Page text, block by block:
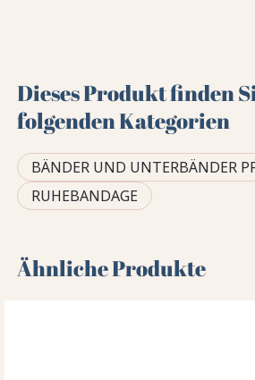
Dieses Produkt finden
folgenden Kategorien
BÄNDER UND UNTERBÄNDER
RUHEBANDAGE
Ähnliche Produkte